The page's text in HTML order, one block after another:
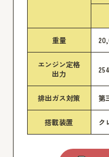
重量
エンジン定格
出力
排出ガス対策 第
搭載装置 ク